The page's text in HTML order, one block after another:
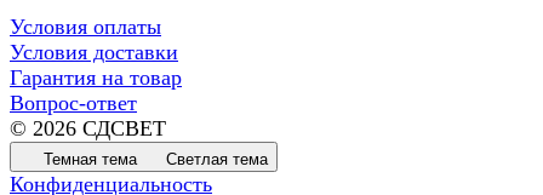
Условия оплаты
Условия доставки
Гарантия на товар
Вопрос-ответ
© 2026 СДСВЕТ
Темная тема Светлая тема
Конфиденциальность